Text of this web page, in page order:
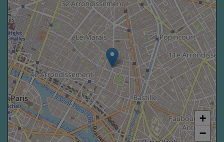
+
−